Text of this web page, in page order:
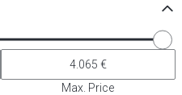
Max. Price